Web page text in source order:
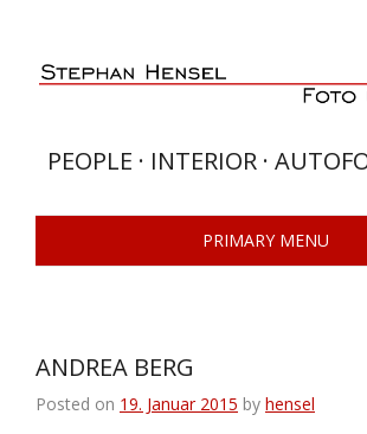
content
PEOPLE · INTERIOR ·
PRIMARY MENU
ANDREA BERG
Posted on 19. Januar 2015 by hensel